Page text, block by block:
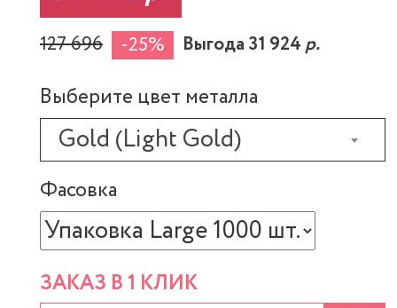
127 696 -25% Выгода 31 924р.
Выберите цвет металла
Gold (Light Gold)
Фасовка
ЗАКАЗ В 1 КЛИК